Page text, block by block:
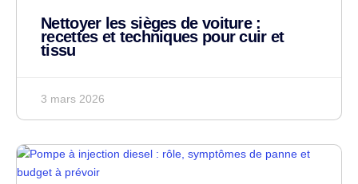
Nettoyer les sièges de voiture :
recettes et techniques pour cuir et
tissu
3 mars 2026